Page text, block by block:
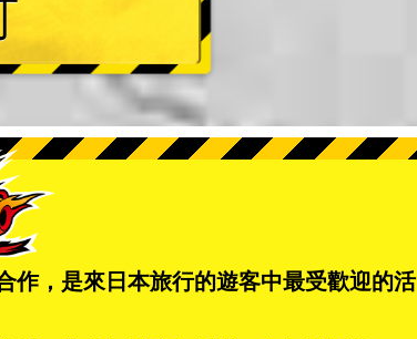
作，是來日本旅行的遊客中最受歡迎的活